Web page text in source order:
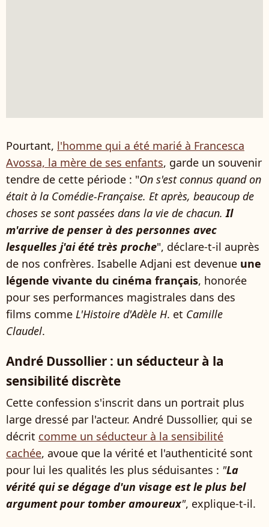
Pourtant, l'homme qui a été marié à Francesca
Avossa, la mère de ses enfants, garde un souvenir
tendre de cette période : "On s'est connus quand on
était à la Comédie-Française. Et après, beaucoup de
choses se sont passées dans la vie de chacun. Il
m'arrive de penser à des personnes avec
lesquelles j'ai été très proche", déclare-t-il auprès
de nos confrères. Isabelle Adjani est devenue une
légende vivante du cinéma français, honorée
pour ses performances magistrales dans des
films comme L'Histoire d'Adèle H. et Camille
Claudel.
André Dussollier : un séducteur à la
sensibilité discrète
Cette confession s'inscrit dans un portrait plus
large dressé par l'acteur. André Dussollier, qui se
décrit comme un séducteur à la sensibilité
cachée, avoue que la vérité et l'authenticité sont
pour lui les qualités les plus séduisantes : "La
vérité qui se dégage d'un visage est le plus bel
argument pour tomber amoureux", explique-t-il.